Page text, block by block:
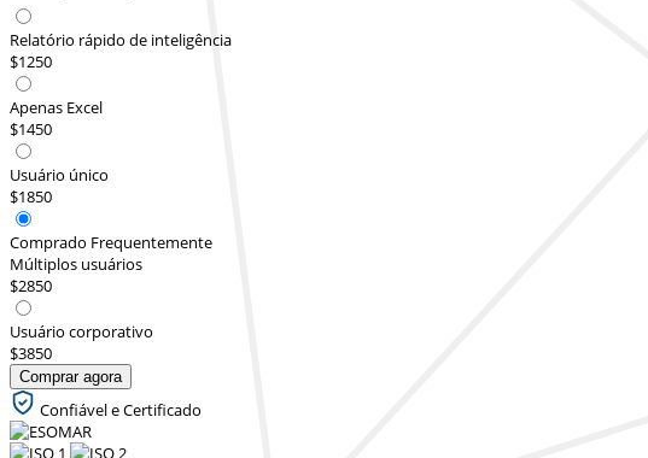
Relatório rápido de inteligência
$1250
Apenas Excel
$1450
Usuário único
$1850
Comprado Frequentemente
Múltiplos usuários
$2850
Usuário corporativo
$3850
Comprar agora
Confiável e Certificado